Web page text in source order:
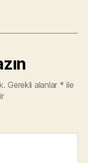
Gerekli alanlar * ile